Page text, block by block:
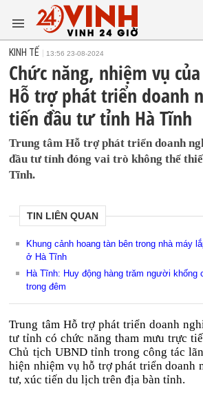
KINH TẾ 13:56 23-08-2024
Chức năng, nhiệm vụ
Hỗ trợ phát triển doanh
tiến đầu tư tỉnh Hà Tĩnh
Trung tâm Hỗ trợ phát triển doanh
đầu tư tỉnh đóng vai trò không thể
Tĩnh.
TIN LIÊN QUAN
Khung cảnh hoang tàn bên trong nhà máy
ở Hà Tĩnh
Hà Tĩnh: Huy động hàng trăm người khống
trong đêm
Trung tâm Hỗ trợ phát triển doanh
tư tỉnh có chức năng tham mưu trực
Chủ tịch UBND tỉnh trong công tác
hiện nhiệm vụ hỗ trợ phát triển doanh
tư, xúc tiến du lịch trên địa bàn tỉnh.